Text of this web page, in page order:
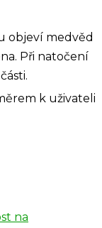
objeví medvěd
Při natočení
k uživateli
na